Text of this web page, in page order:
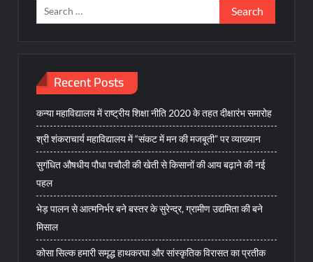
Search
for:
Recent Posts
कन्या महाविद्यालय में राष्ट्रीय शिक्षा नीति 2020 के तहत दीक्षारंभ समारोह
श्री शंकराचार्य महाविद्यालय में “संकट में मन की मजबूती” पर व्याख्यान
सुगंधित औषधीय पौधा पचौली की खेती से किसानों की आय बढ़ाने की नई
पहल
भेड़ पालन से आत्मनिर्भर बने बस्तर के सुरेन्द्र, ग्रामीण उद्यमिता की बने
मिसाल
कोसा सिल्क हमारी समृद्ध हाथकरघा और सांस्कृतिक विरासत का प्रतीक